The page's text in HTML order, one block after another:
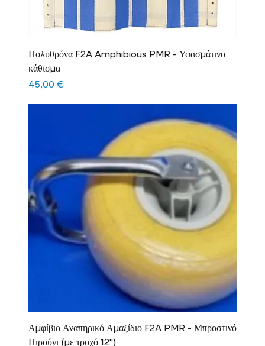
Πολυθρόνα F2A Amphibious PMR - Υφασμάτινο
κάθισμα
Τιμή
45,00 €
Αμφίβιο Αναπηρικό Αμαξίδιο F2A PMR - Μπροστινό
Πιρούνι (με τροχό 12")